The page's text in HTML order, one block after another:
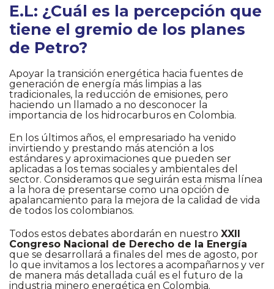
E.L: ¿Cuál es la percepción que
tiene el gremio de los planes
de Petro?
Apoyar la transición energética hacia fuentes de
generación de energía más limpias a las
tradicionales, la reducción de emisiones, pero
haciendo un llamado a no desconocer la
importancia de los hidrocarburos en Colombia.
En los últimos años, el empresariado ha venido
invirtiendo y prestando más atención a los
estándares y aproximaciones que pueden ser
aplicadas a los temas sociales y ambientales del
sector. Consideramos que seguirán esta misma línea
a la hora de presentarse como una opción de
apalancamiento para la mejora de la calidad de vida
de todos los colombianos.
Todos estos debates abordarán en nuestro XXII
Congreso Nacional de Derecho de la Energía
que se desarrollará a finales del mes de agosto, por
lo que invitamos a los lectores a acompañarnos y ver
de manera más detallada cuál es el futuro de la
industria minero energética en Colombia.